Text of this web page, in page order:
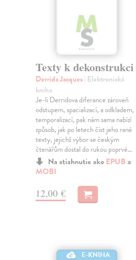
Texty k dekonstrukci
Derrida Jacques| Elektronická
kniha
Je-li Derridova diferance zároveň
odstupem, spacializací, a odkladem,
temporalizací, pak nám sama nabízí
způsob, jak po letech číst jeho rané
texty, jejichž výbor se českým
čtenářům dostal do rukou poprvé…
Na stiahnutie ako EPUB a
MOBI
12,00 €
E-KNIHA